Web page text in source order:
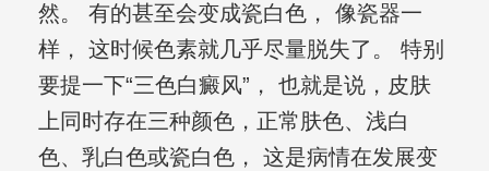
然。 有的甚至会变成瓷白色， 像瓷器一
样， 这时候色素就几乎尽量脱失了。 特别
要提一下“三色白癜风”， 也就是说，皮肤
上同时存在三种颜色，正常肤色、浅白
色、乳白色或瓷白色， 这是病情在发展变